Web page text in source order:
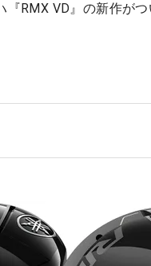
RMX VD』の新作がつ